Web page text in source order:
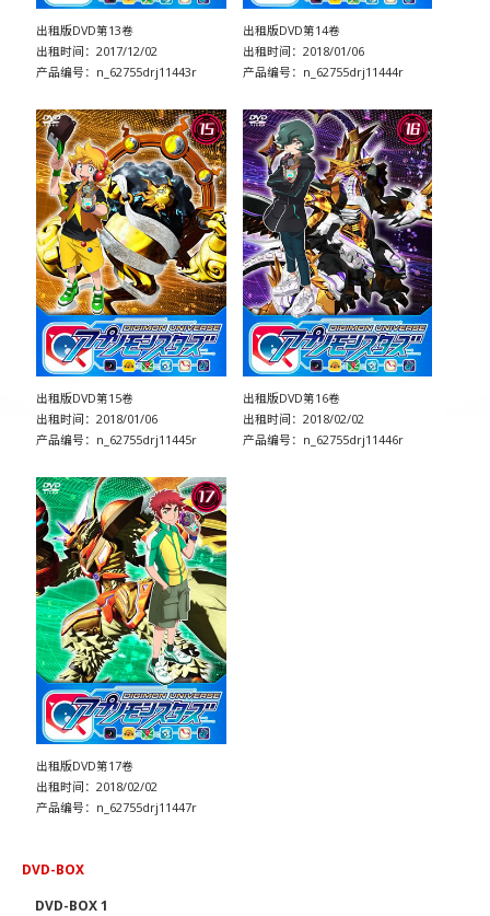
出租版DVD第13卷
出租时间：2017/12/02
产品编号：n_62755drj11443r
出租版DVD第14卷
出租时间：2018/01/06
产品编号：n_62755drj11444r
出租版DVD第15卷
出租时间：2018/01/06
产品编号：n_62755drj11445r
出租版DVD第16卷
出租时间：2018/02/02
产品编号：n_62755drj11446r
出租版DVD第17卷
出租时间：2018/02/02
产品编号：n_62755drj11447r
DVD-BOX
DVD-BOX 1